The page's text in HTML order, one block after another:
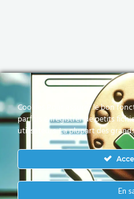
Cookies Pour assurer le bon
parfois enregistrer de petits
utilisateurs. La plupart des
En